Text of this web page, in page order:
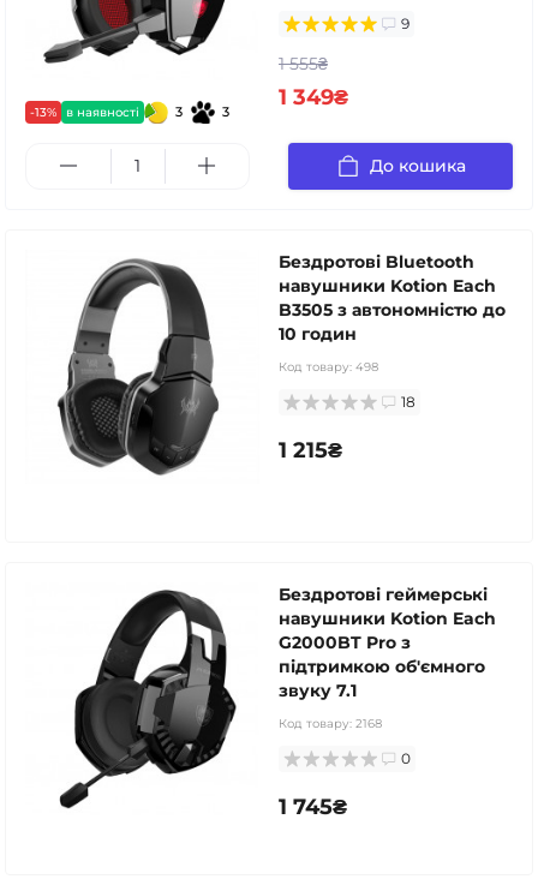
-13% в наявності 3 3
9
1 555₴
1 349₴
До кошика
Бездротові Bluetooth
навушники Kotion Each
B3505 з автономністю до
10 годин
Код товару: 498
18
1 215₴
Бездротові геймерські
навушники Kotion Each
G2000BT Pro з
підтримкою об'ємного
звуку 7.1
Код товару: 2168
0
1 745₴